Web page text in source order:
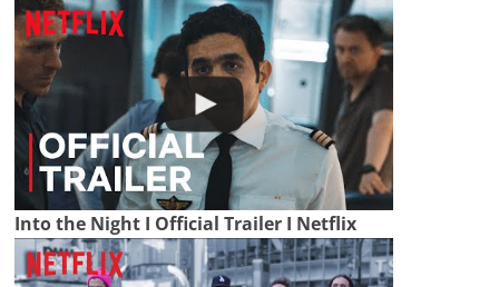
Into the Night I Official Trailer I Netflix